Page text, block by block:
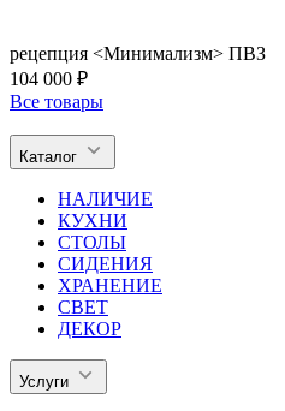
рецепция <Минимализм> ПВЗ
104 000 ₽
Все товары
Каталог
НАЛИЧИЕ
КУХНИ
СТОЛЫ
СИДЕНИЯ
ХРАНЕНИЕ
СВЕТ
ДЕКОР
Услуги